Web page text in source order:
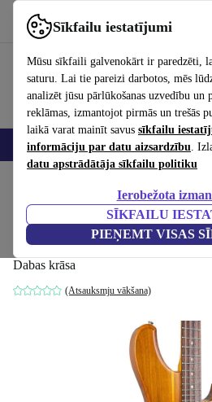
Sīkfailu iestatījumi
Mūsu sīkfaili galvenokārt ir paredzēti,
saturu. Lai tie pareizi darbotos, mēs
analizēt jūsu pārlūkošanas uzvedību un
reklāmas, izmantojot pirmās un trešās
laikā varat mainīt savus sīkfailu
informāciju par datu aizsardzību.
datu apstrādātāja sīkfailu politiku
Ierobežota
SĪKFAILU
PIEŅEMT VISAS
Izmantojiet refurbed ātri un viegli
Viedtālruņi Portatīvie datori Planšetes
Ibanez Studio Bass
1979 - Natural
Dabas krāsa
(Atsauksmju vākšana)